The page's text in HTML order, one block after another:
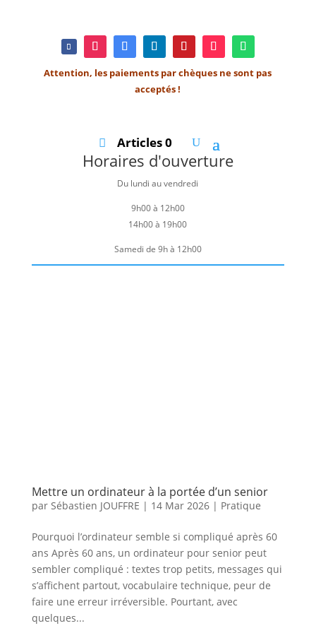
Attention, les paiements par chèques ne sont pas
acceptés !
Articles 0
Horaires d'ouverture
Du lundi au vendredi
9h00 à 12h00
14h00 à 19h00
Samedi de 9h à 12h00
Mettre un ordinateur à la portée d’un senior
par Sébastien JOUFFRE | 14 Mar 2026| Pratique
Pourquoi l’ordinateur semble si compliqué après 60
ans Après 60 ans, un ordinateur pour senior peut
sembler compliqué : textes trop petits, messages qui
s’affichent partout, vocabulaire technique, peur de
faire une erreur irréversible. Pourtant, avec
quelques...